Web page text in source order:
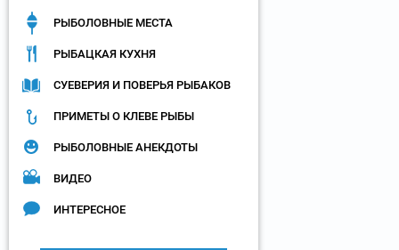
РЫБОЛОВНЫЕ МЕСТА
РЫБАЦКАЯ КУХНЯ
СУЕВЕРИЯ И ПОВЕРЬЯ РЫБАКОВ
ПРИМЕТЫ О КЛЕВЕ РЫБЫ
РЫБОЛОВНЫЕ АНЕКДОТЫ
ВИДЕО
ИНТЕРЕСНОЕ